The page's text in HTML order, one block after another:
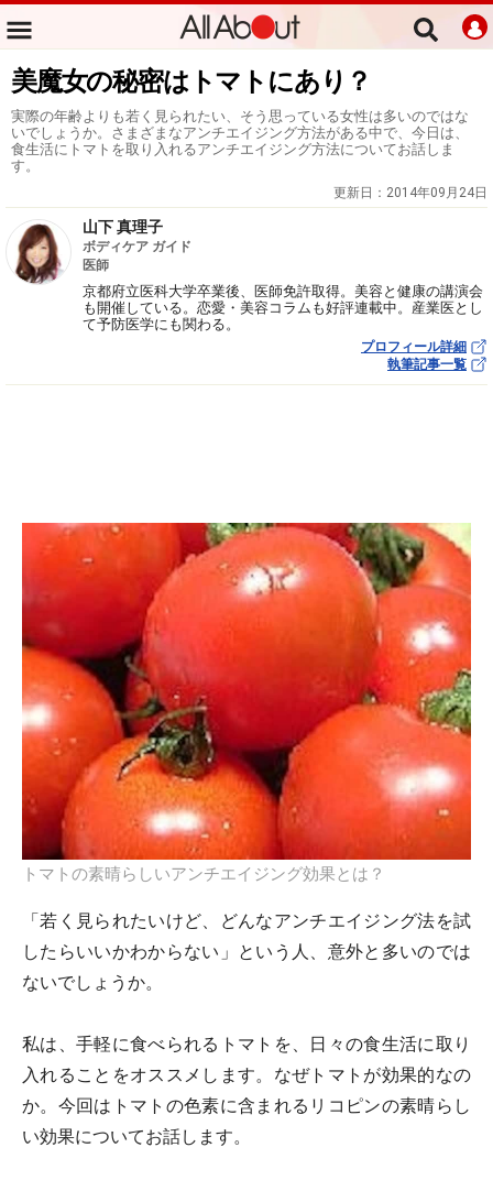
美魔女の秘密はトマトにあり？
実際の年齢よりも若く見られたい、そう思っている女性は多いのではな
いでしょうか。さまざまなアンチエイジング方法がある中で、今日は、
食生活にトマトを取り入れるアンチエイジング方法についてお話しま
す。
更新日： 2014年09月24日
山下 真理子
ボディケア ガイド
医師
京都府立医科大学卒業後、医師免許取得。美容と健康の講演会
も開催している。恋愛・美容コラムも好評連載中。産業医とし
て予防医学にも関わる。
プロフィール詳細
執筆記事一覧
トマトの素晴らしいアンチエイジング効果とは？
「若く見られたいけど、どんなアンチエイジング法を試
したらいいかわからない」という人、意外と多いのでは
ないでしょうか。
私は、手軽に食べられるトマトを、日々の食生活に取り
入れることをオススメします。なぜトマトが効果的なの
か。今回はトマトの色素に含まれるリコピンの素晴らし
い効果についてお話します。